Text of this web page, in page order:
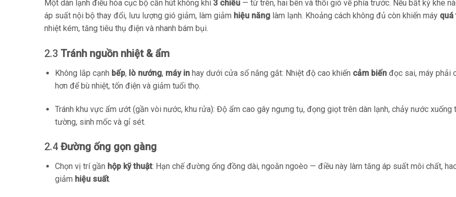
Một dàn lạnh điều hòa cục bộ cần hút không khí3 chiều — từ trên, hai bên và thổi gió về phía trước. Nếu bất kỳ khe
áp suất nội bộ thay đổi, lưu lượng gió giảm, làm giảm hiệu năng làm lạnh. Khoảng cách không đủ còn khiến máy quá
nhiệt kém, tăng tiêu thụ điện và nhanh bám bụi.
2.3 Tránh nguồn nhiệt & ẩm
Không lắp cạnh bếp, lò nướng, máy inhay dưới cửa sổ nắng gắt: Nhiệt độ cao khiến cảm biếnđọc sai, máy phải
hơn để bù nhiệt, tốn điện và giảm tuổi thọ.
Tránh khu vực ẩm ướt (gần vòi nước, khu rửa): Độ ẩm cao gây ngưng tụ, đọng giọt trên dàn lạnh, chảy nước xuống
tường, sinh mốc và gỉ sét.
2.4 Đường ống gọn gàng
Chọn vị trí gần hộp kỹ thuật: Hạn chế đường ống đồng dài, ngoằn ngoèo — điều này làm tăng áp suất môi chất,
giảm hiệu suất.